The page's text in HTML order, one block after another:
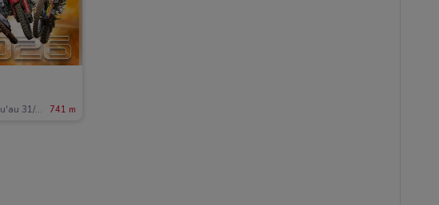
Valable jusqu'au 31/12 741 m